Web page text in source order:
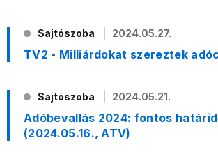
Sajtószoba 2024.05.27.
TV2 - Milliárdokat szereztek
Sajtószoba 2024.05.21.
Adóbevallás 2024: fontos
(2024.05.16., ATV)